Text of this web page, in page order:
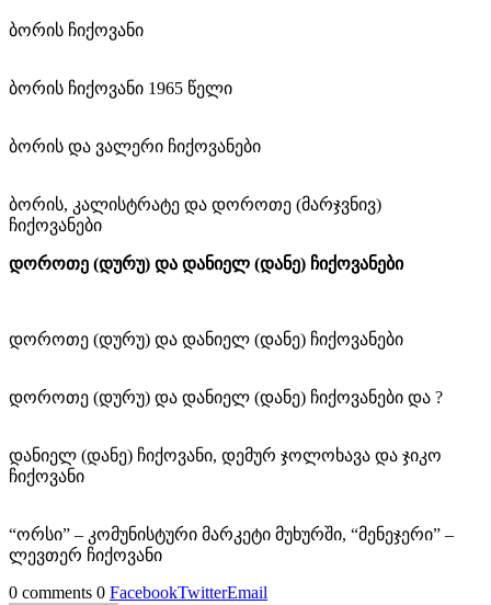
ბორის ჩიქოვანი
ბორის ჩიქოვანი 1965 წელი
ბორის და ვალერი ჩიქოვანები
ბორის, კალისტრატე და დოროთე (მარჯვნივ)
ჩიქოვანები
დოროთე (დურუ) და დანიელ (დანე) ჩიქოვანები
დოროთე (დურუ) და დანიელ (დანე) ჩიქოვანები
დოროთე (დურუ) და დანიელ (დანე) ჩიქოვანები და ?
დანიელ (დანე) ჩიქოვანი, დემურ ჯოლოხავა და ჯიკო
ჩიქოვანი
“ორსი” – კომუნისტური მარკეტი მუხურში, “მენეჯერი” –
ლევთერ ჩიქოვანი
0 comments 0 FacebookTwitterEmail